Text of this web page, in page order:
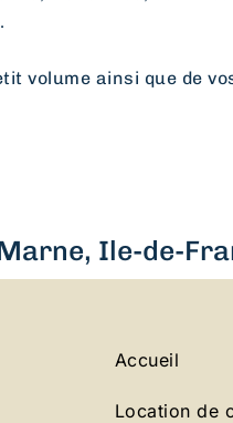
volume ainsi que de
Ile-de-
Accueil
Location de